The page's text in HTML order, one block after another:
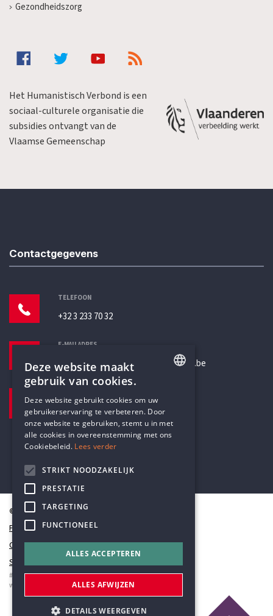
Gezondheidszorg
Het Humanistisch Verbond is een
sociaal-culturele organisatie die
subsidies ontvangt van de
Vlaamse Gemeenschap
Contactgegevens
TELEFOON
+32 3 233 70 32
E-MAILADRES
secretariaat@humanistischverbond.be
Pottenbrug 4
Antwerpen, 2000
© Humanistisch Verbond 2026
Privacy
Cookiestatement
Sitemap
#codedwithlove byCodelines
webapplicaties
mobiele apps&maatwerk websites
DUTCH
Deze website maakt
gebruik van cookies.
Deze website gebruikt cookies om uw
gebruikerservaring te verbeteren. Door
onze website te gebruiken, stemt u in met
alle cookies in overeenstemming met ons
Cookiebeleid. Lees verder
STRIKT NOODZAKELIJK
PRESTATIE
TARGETING
FUNCTIONEEL
ALLES ACCEPTEREN
ALLES AFWIJZEN
DETAILS WEERGEVEN